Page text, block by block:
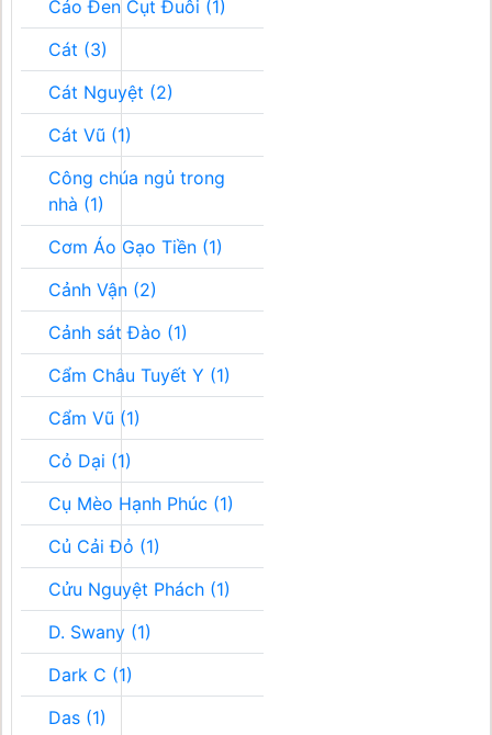
Cáo Đen Cụt Đuôi (1)
Cát (3)
Cát Nguyệt (2)
Cát Vũ (1)
Công chúa ngủ trong
nhà (1)
Cơm Áo Gạo Tiền (1)
Cảnh Vận (2)
Cảnh sát Đào (1)
Cẩm Châu Tuyết Y (1)
Cẩm Vũ (1)
Cỏ Dại (1)
Cụ Mèo Hạnh Phúc (1)
Củ Cải Đỏ (1)
Cửu Nguyệt Phách (1)
D. Swany (1)
Dark C (1)
Das (1)